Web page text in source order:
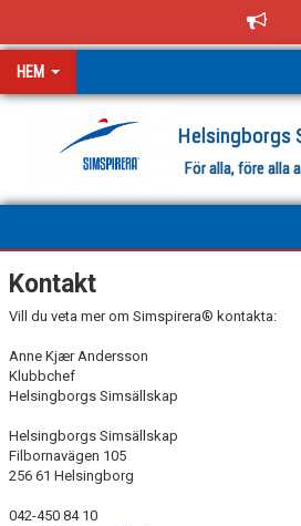
HEM
Helsingborgs
För alla, före alla
HEM
NYHETER
OM SIMSPIRERA
BILDGALLERI
Kontakt
Vill du veta mer om Simspirera® kontakta:
Anne Kjær Andersson
Klubbchef
Helsingborgs Simsällskap
Helsingborgs Simsällskap
Filbornavägen 105
256 61 Helsingborg
042-450 84 10